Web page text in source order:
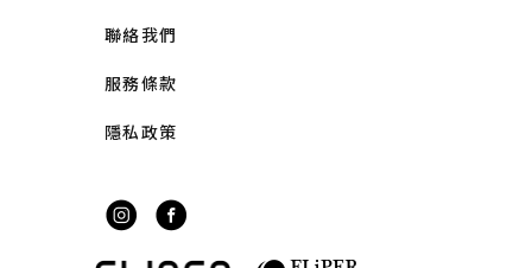
聯絡我們
服務條款
隱私政策